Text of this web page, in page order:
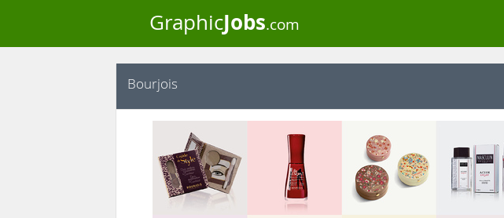
GraphicJobs.com
Bourjois